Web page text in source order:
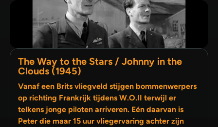
The Way to the Stars / Johnny in the
Clouds (1945)
Vanaf een Brits vliegveld stijgen bommenwerpers
op richting Frankrijk tijdens W.O.II terwijl er
telkens jonge piloten arriveren. Eén daarvan is
Peter die maar 15 uur vliegervaring achter zijn